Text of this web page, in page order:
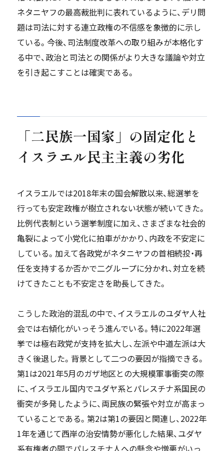
ネタニヤフの最高裁批判に表れているように、デリ問
題は司法に対する連立政権の不信感を象徴的に示し
ている。今後、司法制度改革への取り組みが本格化す
る中で、政治と司法との関係がより大きな議論や対立
を引き起こすことは確実である。
「二民族一国家」の固定化と
イスラエル民主主義の劣化
イスラエルでは2018年末の国会解散以来、総選挙を
行っても安定政権が樹立されない状態が続いてきた。
比例代表制という選挙制度に加え、さまざまな社会的
亀裂によって小党化に拍車がかかり、内政を不安定に
している。加えて各政党がネタニヤフの首相続投・再
任を支持するか否かで二グループに分かれ、対立を続
けてきたことも不安定さを助長してきた。
こうした政治的混乱の中で、イスラエルのユダヤ人社
会では右傾化がいっそう進んでいる。特に2022年選
挙では極右政党が支持を拡大し、左派や中道左派は大
きく後退した。背景として二つの要因が指摘できる。
第1は2021年5月のガザ地区との大規模軍事衝突の際
に、イスラエル国内でユダヤ系とパレスチナ系国民の
衝突が多発したように、両民族の緊張や対立が高まっ
ていることである。第2は第1の要因と関連し、2022年
1年を通じて西岸の治安情勢が悪化した結果、ユダヤ